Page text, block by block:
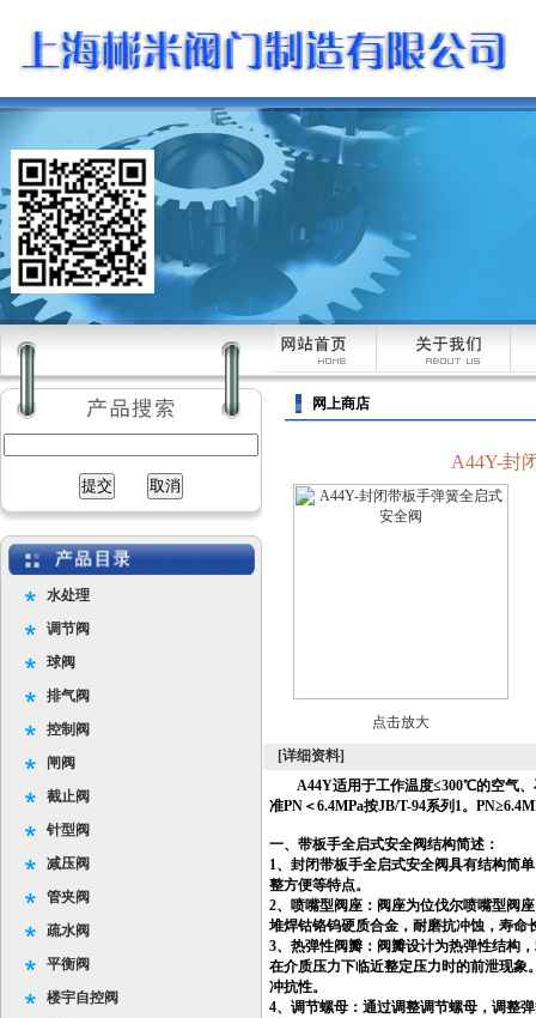
水处理
调节阀
球阀
排气阀
控制阀
闸阀
截止阀
针型阀
减压阀
管夹阀
疏水阀
平衡阀
楼宇自控阀
网上商店
A44Y-封
点击放大
[详细资料]
A44Y适用于工作温度≤300℃的空气、
准PN＜6.4MPa按JB/T-94系列1。
一、 带板手全启式安全阀结构简述：
1、 封闭带板手全启式安全阀具有结构简
整方便等特点。
2、喷嘴型阀座：阀座为位伐尔喷嘴型阀
堆焊钴铬钨硬质合金，耐磨抗冲蚀，寿命
3、热弹性阀瓣：阀瓣设计为热弹性结构
在介质压力下临近整定压力时的前泄现
冲抗性。
4、调节螺母：通过调整调节螺母，调整